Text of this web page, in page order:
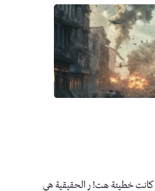
كانت خطيئة هت! ر الحقيقية هي